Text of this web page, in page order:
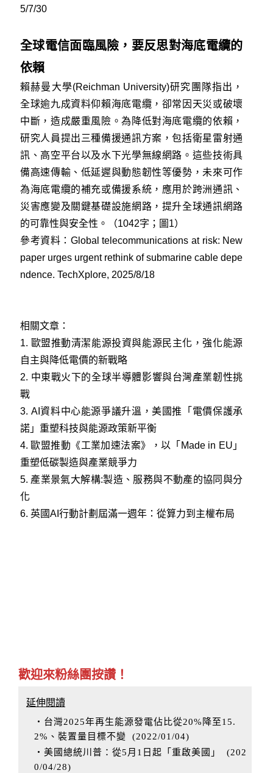
5/7/30
全球電信面臨風險，要反思對海底電纜的
依賴
賴赫曼大學(Reichman University)研究團隊指出，
全球逾九成資料仰賴海底電纜，卻常因天災或破壞
中斷，造成嚴重風險。為降低對海底電纜的依賴，
研究人員提出三種備援通訊方案，包括衛星雷射通
訊、高空平台以及水下光學無線網路。這些技術具
備高速傳輸、低延遲與動態韌性等優勢，未來可作
為海底電纜的補充或備援系統，應用於跨洲通訊、
災害應變及關鍵基礎設施網路，提升全球通訊網路
的可靠性與安全性。（1042字；圖1）
參考資料： Global telecommunications at risk: New
paper urges urgent rethink of submarine cable depe
ndence. TechXplore, 2025/8/18
相關文章：
1. 歐盟推動清潔能源投資與能源民主化，強化能源
自主與降低電價的新戰略
2. 中東戰火下的全球半導體影響與台灣產業韌性挑
戰
3. AI資料中心能源爭議升溫，美國推「電價保護承
諾」重塑科技與能源政策新平衡
4. 歐盟推動《工業加速法案》，以「Made in EU」
重塑低碳製造與產業競爭力
5. 產業景氣大解構:製造、服務與不動產的協同與分
化
6. 英國AI行動計劃屆滿一週年：從算力到主權布局
歡迎來粉絲團按讚！
延伸閱讀
‧台灣2025年再生能源發電佔比從20%降至15.
2%、裝置量目標不變 (2022/01/04)
‧美國總統川普：從5月1日起「重啟美國」
(202
0/04/28)